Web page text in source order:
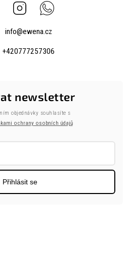
Facebook Instagram
info@ewena.cz
+420777257306
newsletter
objednávky souhlasíte s
ochrany osobních údajů
Přihlásit se